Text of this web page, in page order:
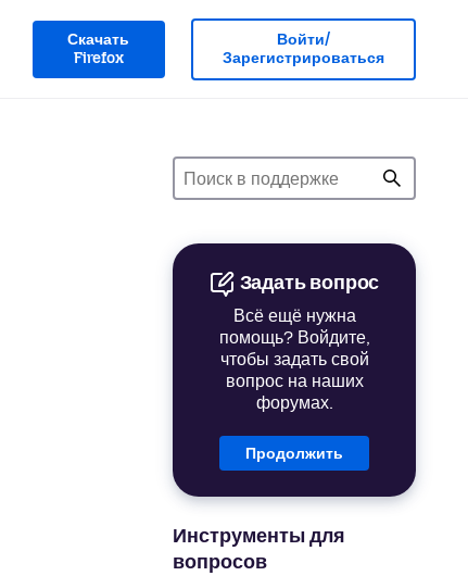
Скачать
Firefox
Войти/
Зарегистрироваться
Задать вопрос
Всё ещё нужна
помощь? Войдите,
чтобы задать свой
вопрос на наших
форумах.
Продолжить
Инструменты для
вопросов